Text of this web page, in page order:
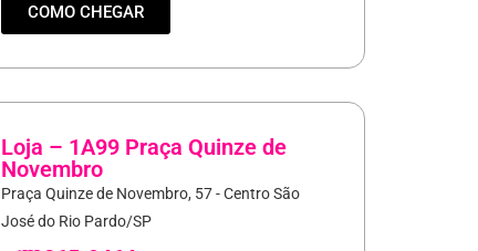
COMO CHEGAR
Loja – 1A99 Praça Quinze de
Novembro
Praça Quinze de Novembro, 57 - Centro São
José do Rio Pardo/SP